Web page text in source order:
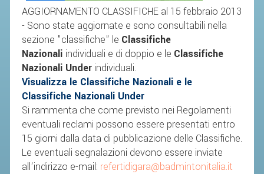
AGGIORNAMENTO CLASSIFICHE al 15 febbraio 2013
- Sono state aggiornate e sono consultabili nella
sezione "classifiche" le Classifiche
Nazionali individuali e di doppio e le Classifiche
Nazionali Under individuali.
Visualizza le Classifiche Nazionali e le
Classifiche Nazionali Under
Si rammenta che come previsto nei Regolamenti
eventuali reclami possono essere presentati entro
15 giorni dalla data di pubblicazione delle Classifiche.
Le eventuali segnalazioni devono essere inviate
all'indirizzo e-mail: refertidigara@badmintonitalia.it
GIUSTIZIA FEDERALE
REGOLAMENTI
PROVVEDIMENTI
ORGANI DI GIUSTIZIA FEDERALE
MAGLIA AZZURRA
STAFF TECNICO
CTF – PALABADMINTON